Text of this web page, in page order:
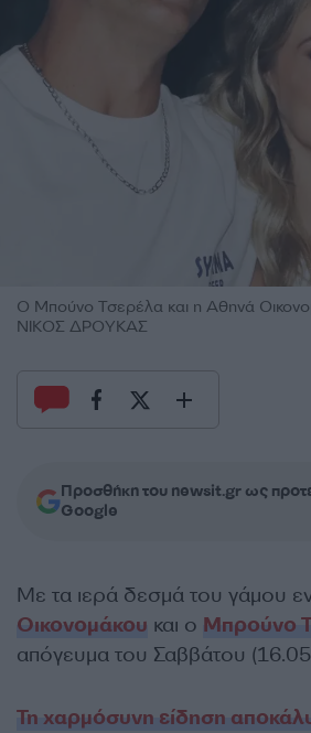
O Mπούνο Τσερέλα και η Αθηνά
ΝΙΚΟΣ ΔΡΟΥΚΑΣ
Προσθήκη του newsit.gr ως
Google
Με τα ιερά δεσμά του γάμου
Οικονομάκου και ο Μπρούνο
απόγευμα του Σαββάτου
Τη χαρμόσυνη είδηση